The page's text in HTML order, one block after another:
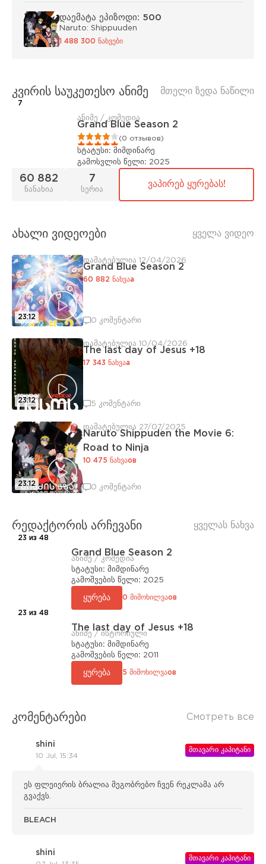
დაემატა ეპიზოდი: 500
Naruto: Shippuuden
1 488 300 ნახვები
კვირის საუკეთესო ანიმე მთელი ზედა ნაწილი
7
ანიმე / კომედია
Grand Blue Season 2
(0 отзывов)
სტატუსი: მიმდინარე
გამოსვლის წელი: 2025
60 882
ნანახია
7
სერია
ვაპირებ ყურებას!
ახალი ვიდეოები ყველა ვიდეო
23:12
დამატებულია 12/04/2026
Grand Blue Season 2
60 882 ნახვაа
0 კომენტარი
23:12
დამატებულია 10/04/2026
The last day of Jesus +18
17 343 ნახვაа
5 კომენტარი
23:12
დამატებულია 27/07/2025
Naruto Shippuden the Movie 6:
Road to Ninja
10 475 ნახვაов
0 კომენტარი
რედაქტორის არჩევანი ყველას ნახვა
23 из 48
Grand Blue Season 2
ანიმე / კომედია
სტატუსი: მიმდინარე
გამოშვების წელი: 2025
ყურება 0 მიმოხილვაов
23 из 48
The last day of Jesus +18
ანიმე / ისტორიული
სტატუსი: მიმდინარე
გამოშვების წელი: 2011
ყურება 5 მიმოხილვაов
კომენტარები Смотреть все
shini
10 Jul, 15:34
მთავარი კაპიტანი
ეს ფლეიერის ბრალია მეგობრებო ჩვენ რეკლამა არ
გვაქვს.
BLEACH
shini
მთავარი კაპიტანი